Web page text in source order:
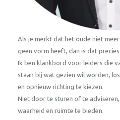
Als je merkt dat het oude niet
geen vorm heeft, dan is dat
Ik ben klankbord voor leiders die
staan bij wat gezien wil worden,
en opnieuw richting te kiezen.
Niet door te sturen of te
waarheid en ruimte te bieden.